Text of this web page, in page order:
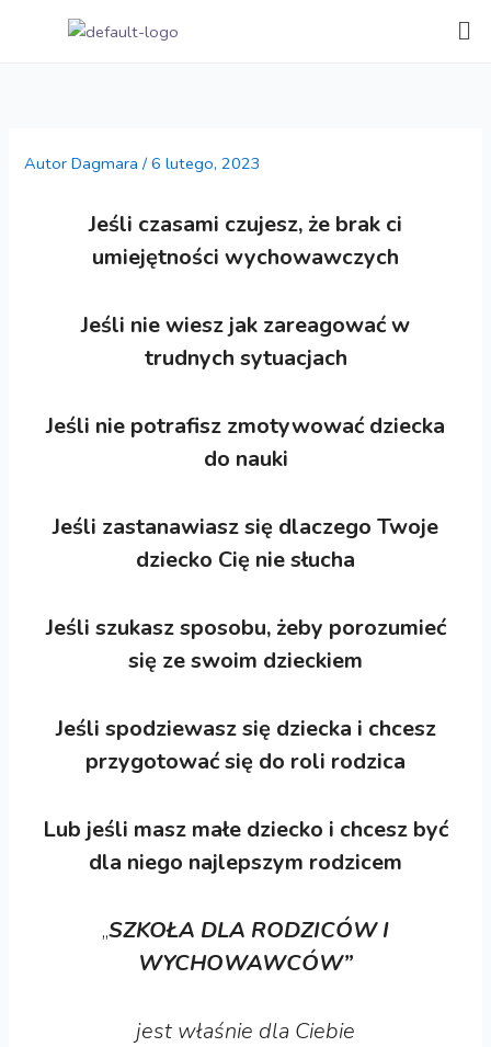
Autor Dagmara/6 lutego, 2023
Jeśli czasami czujesz, że brak ci
umiejętności wychowawczych
Jeśli nie wiesz jak zareagować w
trudnych sytuacjach
Jeśli nie potrafisz zmotywować dziecka
do nauki
Jeśli zastanawiasz się dlaczego Twoje
dziecko Cię nie słucha
Jeśli szukasz sposobu, żeby porozumieć
się ze swoim dzieckiem
Jeśli spodziewasz się dziecka i chcesz
przygotować się do roli rodzica
Lub jeśli masz małe dziecko i chcesz być
dla niego najlepszym rodzicem
„SZKOŁA DLA RODZICÓW I
WYCHOWAWCÓW”
jest właśnie dla Ciebie